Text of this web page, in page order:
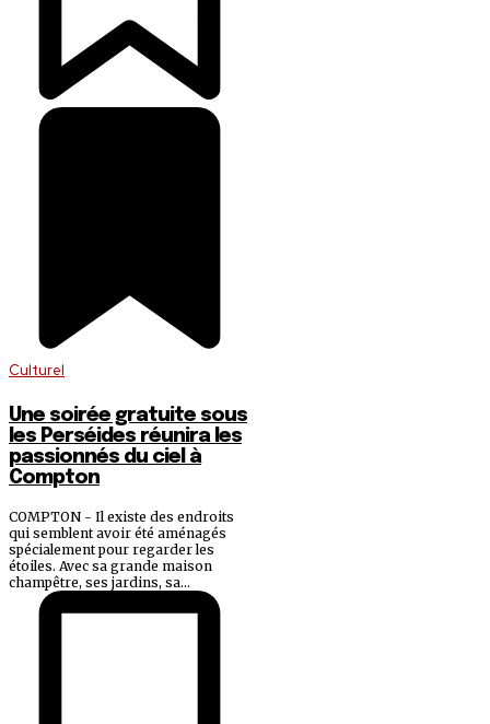
Culturel
Une soirée gratuite sous
les Perséides réunira les
passionnés du ciel à
Compton
COMPTON - Il existe des endroits
qui semblent avoir été aménagés
spécialement pour regarder les
étoiles. Avec sa grande maison
champêtre, ses jardins, sa...